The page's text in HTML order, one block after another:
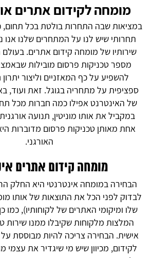
מומחה לקידום אתרים
במציאות שבה התחרות בולטת בכל תחום,
תחרותי שיש לנו על המתחרים שלנו
שירותיו של מומחה קידום אתרים. בעולם
מספר טכניקות פרסום מובילות
להשפיע על כף המאזניים וליצור
ספציפית על מתחריה בגוגל. זאת ועוד,
של האינטרנט אפילו כמה חברות מכל
במקביל את אותו מוניטין, תנועה
אחת מאותן טכניקות פרסום מדוברות
האורגני.
מומחה קידום אתרים
הבחירה במומחה אינטרנטי היא החלק
לבדוק לפני הכל את התוצאות של אותו
שלו ומיקומי האתרים של לקוחותיו), כמו
המלצות מלקוחות שקיבלו ממנו שירות
אישית. הבחירה צריכה להיות מבוססת
לקידום, מכיוון שיש מי שיגדיר את עצמי